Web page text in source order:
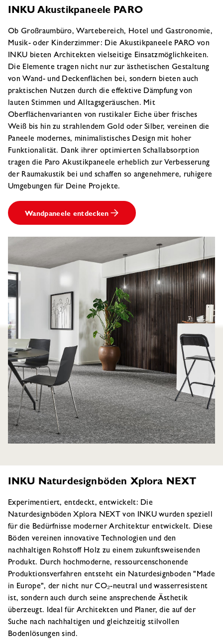
INKU Akustikpaneele PARO
Ob Großraumbüro, Wartebereich, Hotel und Gastronomie,
Musik- oder Kinderzimmer: Die Akustikpaneele PARO von
INKU bieten Architekten vielseitige Einsatzmöglichkeiten.
Die Elemente tragen nicht nur zur ästhetischen Gestaltung
von Wand- und Deckenflächen bei, sondern bieten auch
praktischen Nutzen durch die effektive Dämpfung von
lauten Stimmen und Alltagsgeräuschen. Mit
Oberflächenvarianten von rustikaler Eiche über frisches
Weiß bis hin zu strahlendem Gold oder Silber, vereinen die
Paneele modernes, minimalistisches Design mit hoher
Funktionalität. Dank ihrer optimierten Schallabsorption
tragen die Paro Akustikpaneele erheblich zur Verbesserung
der Raumakustik bei und schaffen so angenehmere, ruhigere
Umgebungen für Deine Projekte.
Wandpaneele entdecken
INKU Naturdesignböden Xplora NEXT
Experimentiert, entdeckt, entwickelt: Die
Naturdesignböden Xplora NEXT von INKU wurden speziell
für die Bedürfnisse moderner Architektur entwickelt. Diese
Böden vereinen innovative Technologien und den
nachhaltigen Rohstoff Holz zu einem zukunftsweisenden
Produkt. Durch hochmoderne, ressourcenschonende
Produktionsverfahren entsteht ein Naturdesignboden "Made
in Europe", der nicht nur CO₂-neutral und wasserresistent
ist, sondern auch durch seine ansprechende Ästhetik
überzeugt. Ideal für Architekten und Planer, die auf der
Suche nach nachhaltigen und gleichzeitig stilvollen
Bodenlösungen sind.